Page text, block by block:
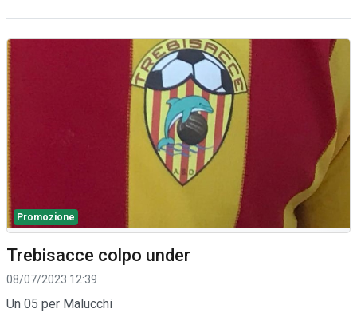
Promozione
Trebisacce colpo under
08/07/2023 12:39
Un 05 per Malucchi